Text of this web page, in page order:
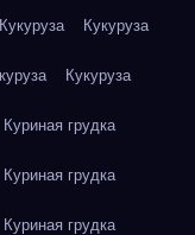
Кукуруза Кукуруза
Кукуруза
Куриная грудка
Куриная грудка
Куриная грудка